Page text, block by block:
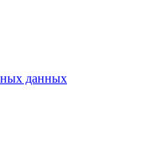
данных